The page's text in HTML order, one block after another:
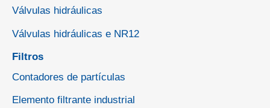
Válvulas hidráulicas
Válvulas hidráulicas e NR12
Filtros
Contadores de partículas
Elemento filtrante industrial